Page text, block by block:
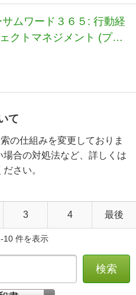
ムワード３６５: 行動経
クトマネジメント (プロ
)
て
の仕組みを変更しておりま
合の対処法など、詳しくは
さい。
3 4 最後
10 件を表示
検索